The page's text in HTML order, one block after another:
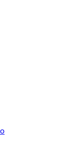
tenemos para
en Sodimac.
y decoración.